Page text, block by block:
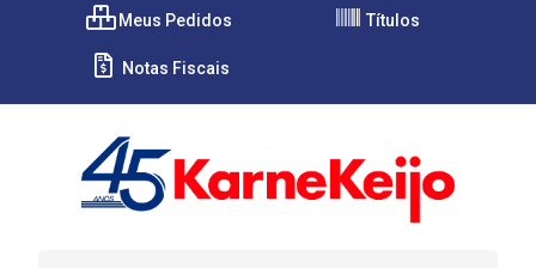
Meus Pedidos Títulos
Notas Fiscais